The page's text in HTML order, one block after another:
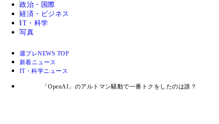
政治・国際
経済・ビジネス
IT・科学
写真
週プレNEWS TOP
新着ニュース
IT・科学ニュース
「OpenAI」のアルトマン騒動で一番トクをしたのは誰？